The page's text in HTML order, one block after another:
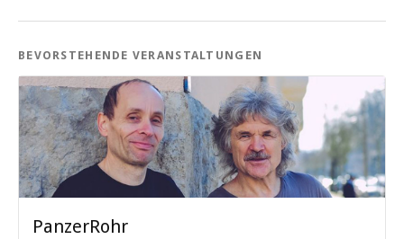
BEVORSTEHENDE VERANSTALTUNGEN
PanzerRohr